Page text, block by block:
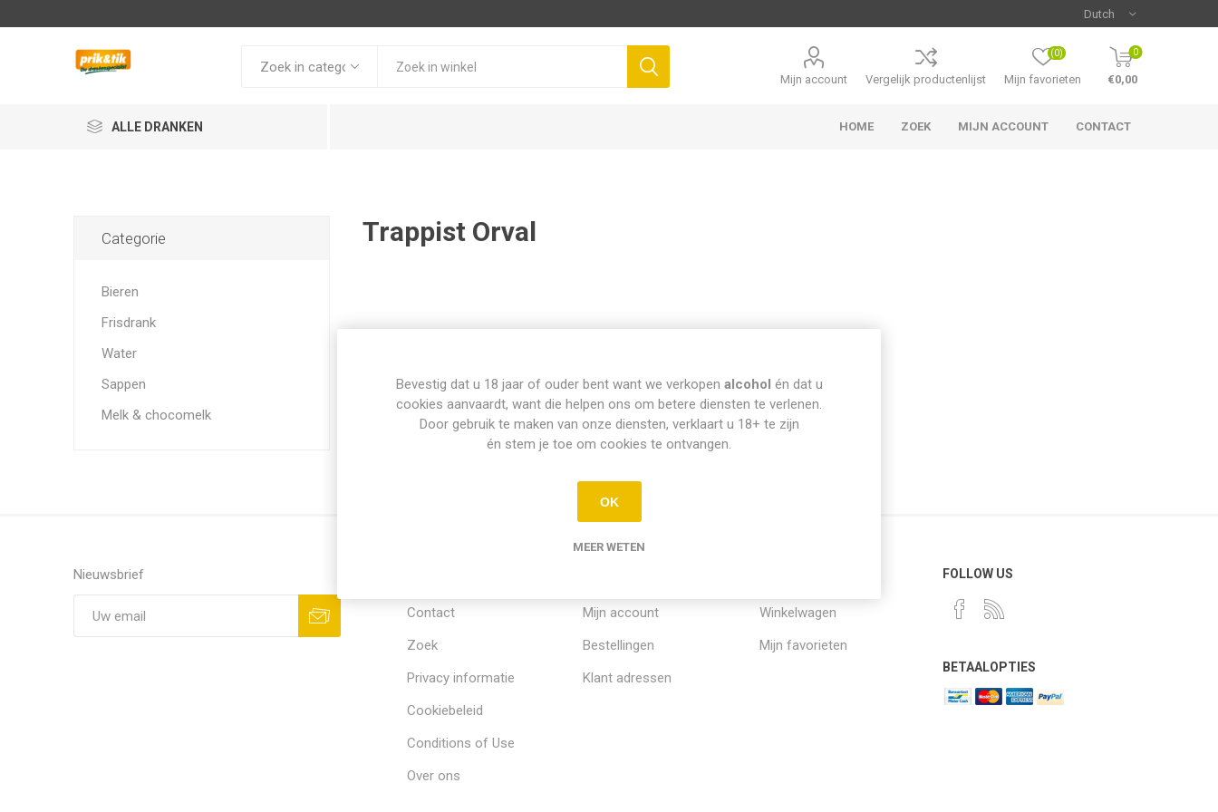
Mijn account Vergelijk productenlijst Mijn favorieten
(0) 0
€0,00
ALLE DRANKEN HOME ZOEK MIJN ACCOUNT CONTACT
Trappist Orval
Categorie
Bieren
Frisdrank
Water
Sappen
Melk & chocomelk
Nieuwsbrief
Contact
Zoek
Privacy informatie
Cookiebeleid
Conditions of Use
Over ons
Mijn account
Bestellingen
Klant adressen
Winkelwagen
Mijn favorieten
FOLLOW US
BETAALOPTIES
Bevestig dat u 18 jaar of ouder bent want we verkopen alcohol én dat u
cookies aanvaardt, want die helpen ons om betere diensten te verlenen.
Door gebruik te maken van onze diensten, verklaart u 18+ te zijn
én stem je toe om cookies te ontvangen.
OK
MEER WETEN